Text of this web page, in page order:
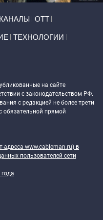
ОТТ
ТЕХНОЛОГИИ
на сайте
с законодательством РФ.
с редакцией не более трети
обязательной прямой
адреса www.cableman.ru) в
пользователей сети